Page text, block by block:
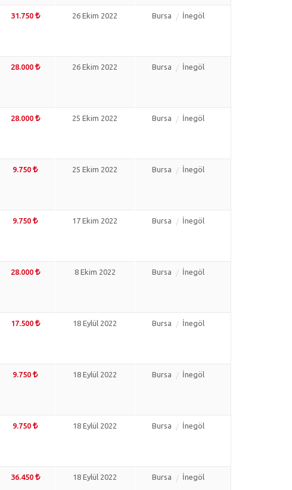
31.750 26 Ekim 2022 Bursa İnegöl
28.000 26 Ekim 2022 Bursa İnegöl
28.000 25 Ekim 2022 Bursa İnegöl
9.750 25 Ekim 2022 Bursa İnegöl
9.750 17 Ekim 2022 Bursa İnegöl
28.000 8 Ekim 2022 Bursa İnegöl
17.500 18 Eylül 2022 Bursa İnegöl
9.750 18 Eylül 2022 Bursa İnegöl
9.750 18 Eylül 2022 Bursa İnegöl
36.450 18 Eylül 2022 Bursa İnegöl